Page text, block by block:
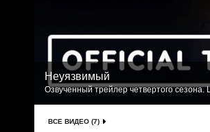
Неуязвимый
Озвученный трейлер четвертого сезона.
ВСЕ ВИДЕО (7)